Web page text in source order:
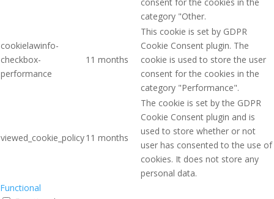
category "Other.
cookielawinfo-
checkbox-
performance
11 months
This cookie is set by GDPR
Cookie Consent plugin. The
cookie is used to store the user
consent for the cookies in the
category "Performance".
viewed_cookie_policy11 months
The cookie is set by the GDPR
Cookie Consent plugin and is
used to store whether or not
user has consented to the use of
cookies. It does not store any
personal data.
Functional